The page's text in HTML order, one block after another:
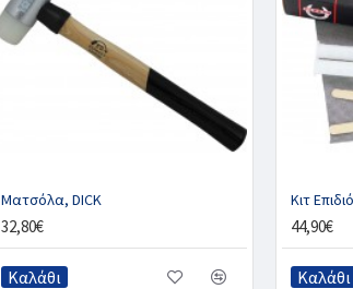
Ματσόλα, DICK
32,80€
Καλάθι
Κιτ
44,90€
Καλάθι